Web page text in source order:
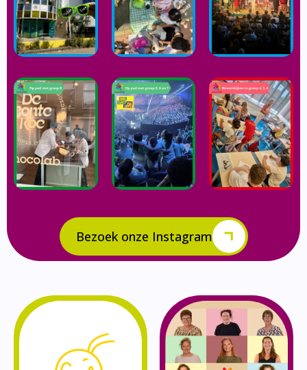
Bezoek onze Instagram